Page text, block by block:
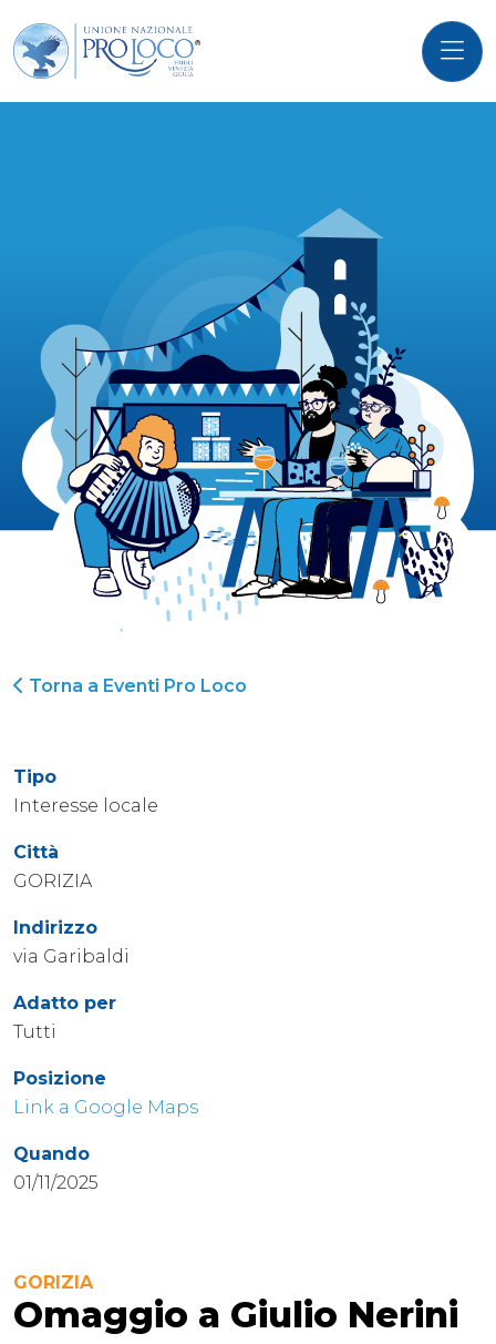
Torna a Eventi Pro Loco
Tipo
Interesse locale
Città
GORIZIA
Indirizzo
via Garibaldi
Adatto per
Tutti
Posizione
Link a Google Maps
Quando
01/11/2025
GORIZIA
Omaggio a Giulio Nerini